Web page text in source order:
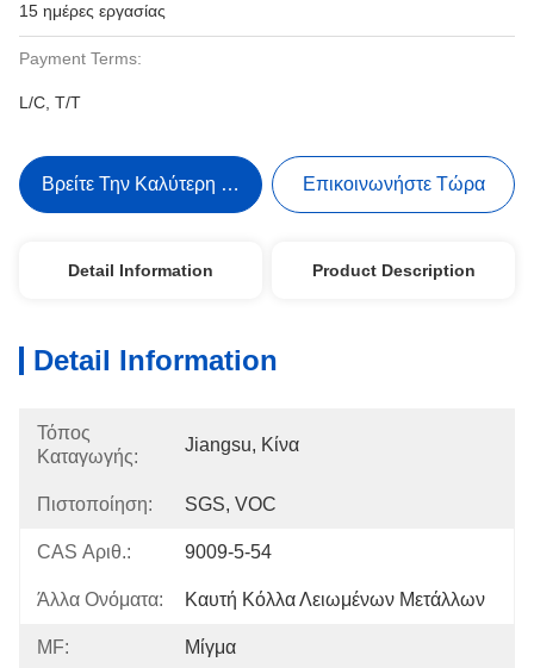
15 ημέρες εργασίας
Payment Terms:
L/C, T/T
Βρείτε Την Καλύτερη Τιμή Επικοινωνήστε Τώρα
Detail Information Product Description
Detail Information
Τόπος
Καταγωγής:
Jiangsu, Κίνα
Πιστοποίηση: SGS, VOC
CAS Αριθ.: 9009-5-54
Άλλα Ονόματα: Καυτή Κόλλα Λειωμένων Μετάλλων
MF: Μίγμα